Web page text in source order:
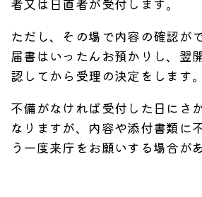
ただし、その場で内容の確認が
届書はいったんお預かりし、翌
認してから受理の決定をします。
不備がなければ受付した日にさ
なりますが、内容や添付書類に
う一度来庁をお願いする場合が